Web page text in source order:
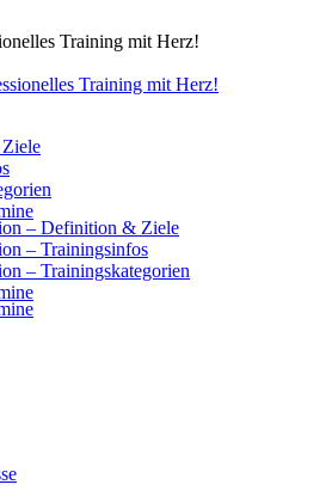
Training mit Herz!
– Definition & Ziele
– Trainingsinfos
– Trainingskategorien